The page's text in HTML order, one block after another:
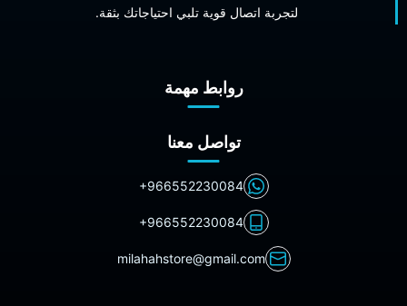
لتجربة اتصال قوية تلبي احتياجاتك بثقة.
روابط مهمة
تواصل معنا
+966552230084
+966552230084
milahahstore@gmail.com